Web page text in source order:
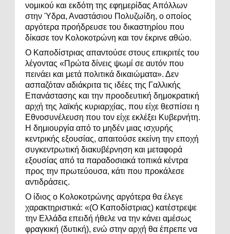
νομικού και εκδότη της εφημερίδας Απόλλων
στην Ύδρα, Αναστάσιου Πολυζωίδη, ο οποίος
αργότερα προήδρευσε του δικαστηρίου που
δίκασε τον Κολοκοτρώνη και τον έκρινε αθώο.
Ο Καποδίστριας απαντούσε στους επικριτές του
λέγοντας «Πρώτα δίνεις ψωμί σε αυτόν που
πεινάει και μετά πολιτικά δικαιώματα». Δεν
ασπαζόταν αδιάκριτα τις ιδέες της Γαλλικής
Επανάστασης και την προοδευτική δημοκρατική
αρχή της λαϊκής κυριαρχίας, που είχε θεσπίσει η
Εθνοσυνέλευση που τον είχε εκλέξει Κυβερνήτη.
Η δημιουργία από το μηδέν μιας ισχυρής
κεντρικής εξουσίας, απαιτούσε εκείνη την εποχή
συγκεντρωτική διακυβέρνηση και μεταφορά
εξουσίας από τα παραδοσιακά τοπικά κέντρα
προς την πρωτεύουσα, κάτι που προκάλεσε
αντιδράσεις.
Ο ίδιος ο Κολοκοτρώνης αργότερα θα έλεγε
χαρακτηριστικά: «(Ο Καποδίστριας) κατέστρεψε
την Ελλάδα επειδή ήθελε να την κάνει αμέσως
φραγκική (δυτική), ενώ στην αρχή θα έπρεπε να